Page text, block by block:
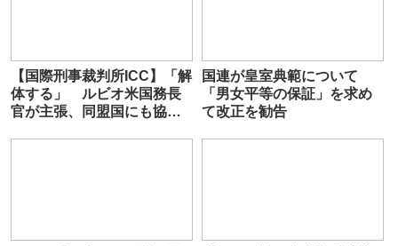
【国際刑事裁判所ICC】「解
体する」 ルビオ米国務長
官が主張、同盟国にも協力
国連が皇室典範について
「男女平等の保証」を求め
て改正を勧告